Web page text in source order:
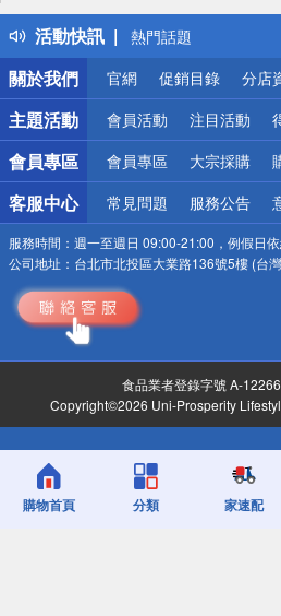
活動快訊
得獎公告
熱門話題
銀行優惠
偏遠地區配送
詐騙網頁！請小心！
關於我們
官網 促銷目錄 分店
主題活動 會員活動 注目活動
會員專區 會員專區 大宗採購
客服中心 常見問題 服務公告
服務時間： 週一至週日 09:00-21:00，例假日
公司地址： 台北市北投區大業路136號5樓 (台
食品業者登錄字號 A-
Copyright©2026 Uni-Prosperity
購物首頁 分類 家速配